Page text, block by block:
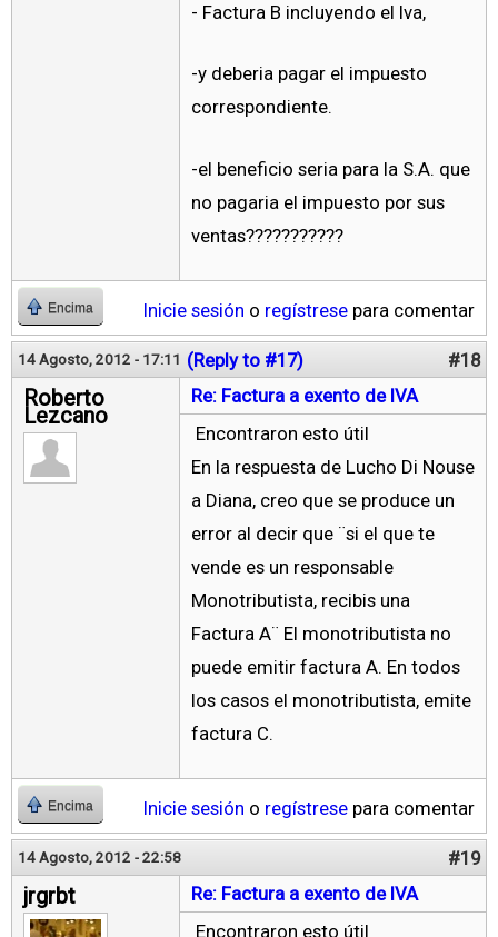
- Factura B incluyendo el Iva,
-y deberia pagar el impuesto
correspondiente.
-el beneficio seria para la S.A. que
no pagaria el impuesto por sus
ventas???????????
Encima Inicie sesión o regístrese para comentar
14 Agosto, 2012 - 17:11 (Reply to #17) #18
Roberto
Lezcano
Re: Factura a exento de IVA
Encontraron esto útil
En la respuesta de Lucho Di Nouse
a Diana, creo que se produce un
error al decir que ¨si el que te
vende es un responsable
Monotributista, recibis una
Factura A¨ El monotributista no
puede emitir factura A. En todos
los casos el monotributista, emite
factura C.
Encima Inicie sesión o regístrese para comentar
14 Agosto, 2012 - 22:58 #19
jrgrbt
Re: Factura a exento de IVA
Encontraron esto útil